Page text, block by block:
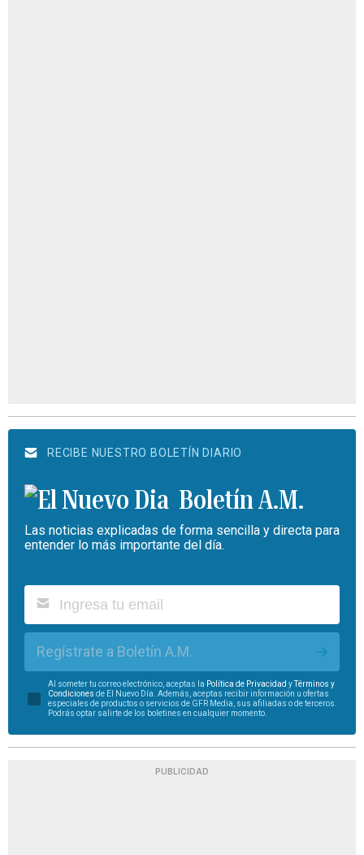
RECIBE NUESTRO BOLETÍN DIARIO
Boletín A.M.
Las noticias explicadas de forma sencilla y directa para
entender lo más importante del día.
Regístrate a Boletín A.M.
Al someter tu correo electrónico, aceptas la Política de Privacidad yTérminos y
Condiciones de El Nuevo Día. Además, aceptas recibir información u ofertas
especiales de productos o servicios de GFR Media, sus afiliadas o de terceros.
Podrás optar salirte de los boletines en cualquier momento.
PUBLICIDAD